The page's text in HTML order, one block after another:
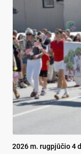
2026 m. rugpjūčio 4